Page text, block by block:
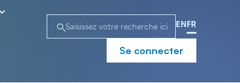
EN FR
Se connecter